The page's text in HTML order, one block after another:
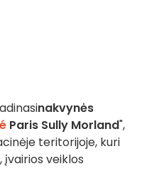
nakvynės
Paris Sully Morland",
teritorijoje, kuri
veiklos